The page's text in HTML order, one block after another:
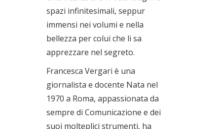
spazi infinitesimali, seppur
immensi nei volumi e nella
bellezza per colui che li sa
apprezzare nel segreto.
Francesca Vergari è una
giornalista e docente Nata nel
1970 a Roma, appassionata da
sempre di Comunicazione e dei
suoi molteplici strumenti, ha